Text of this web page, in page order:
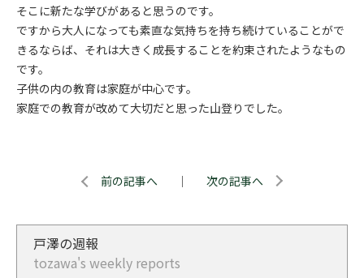
そこに新たな学びがあると思うのです。
ですから大人になっても素直な気持ちを持ち続けていることがで
きるならば、それは大きく成長することを約束されたようなもの
です。
子供の内の教育は家庭が中心です。
家庭での教育が改めて大切だと思った山登りでした。
前の記事へ ｜ 次の記事へ
戸澤の週報
tozawa's weekly reports